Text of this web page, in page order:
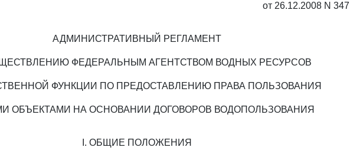
от 26.12.2008 N 347
АДМИНИСТРАТИВНЫЙ РЕГЛАМЕНТ
ФЕДЕРАЛЬНЫМ АГЕНТСТВОМ ВОДНЫХ РЕСУРСОВ
ФУНКЦИИ ПО ПРЕДОСТАВЛЕНИЮ ПРАВА ПОЛЬЗОВАНИЯ
ОБЪЕКТАМИ НА ОСНОВАНИИ ДОГОВОРОВ ВОДОПОЛЬЗОВАНИЯ
I. ОБЩИЕ ПОЛОЖЕНИЯ